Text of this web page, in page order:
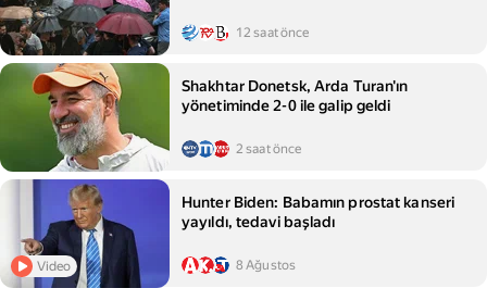
12 saat önce
Shakhtar Donetsk, Arda Turan'ın
yönetiminde 2-0 ile galip geldi
2 saat önce
Video
Hunter Biden: Babamın prostat kanseri
yayıldı, tedavi başladı
8 Ağustos